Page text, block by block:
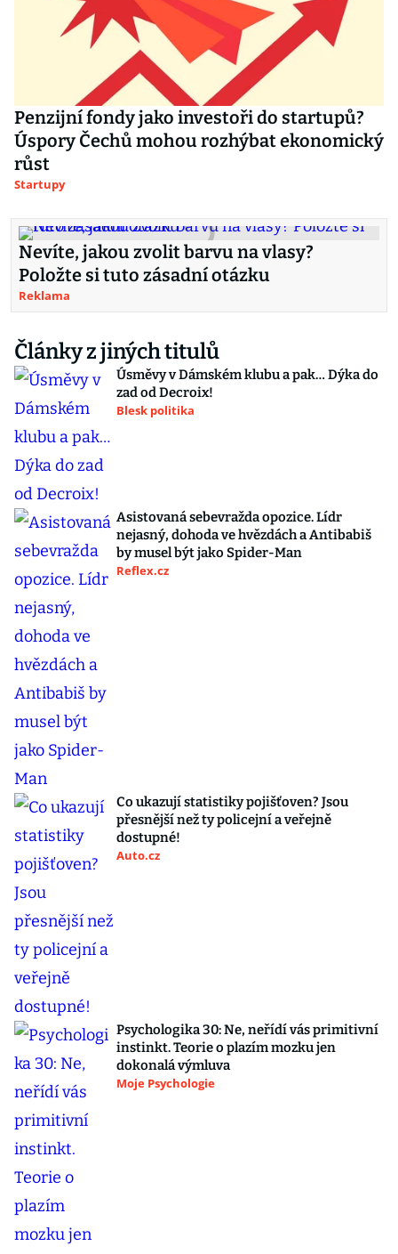
Penzijní fondy jako investoři do startupů?
Úspory Čechů mohou rozhýbat ekonomický
růst
Startupy
Nevíte, jakou zvolit barvu na vlasy?
Položte si tuto zásadní otázku
Reklama
Články z jiných titulů
Úsměvy v Dámském klubu a pak… Dýka do
zad od Decroix!
Blesk politika
Asistovaná sebevražda opozice. Lídr
nejasný, dohoda ve hvězdách a Antibabiš
by musel být jako Spider-Man
Reflex.cz
Co ukazují statistiky pojišťoven? Jsou
přesnější než ty policejní a veřejně
dostupné!
Auto.cz
Psychologika 30: Ne, neřídí vás primitivní
instinkt. Teorie o plazím mozku jen
dokonalá výmluva
Moje Psychologie